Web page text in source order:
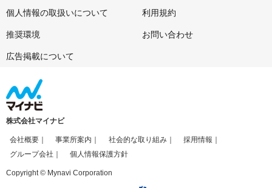
個人情報の取扱いについて 利用規約
推奨環境 お問い合わせ
広告掲載について
株式会社マイナビ
会社概要 事業所案内 社会的な取り組み
採用情報
グループ会社
個人情報保護方針
Copyright © Mynavi Corporation